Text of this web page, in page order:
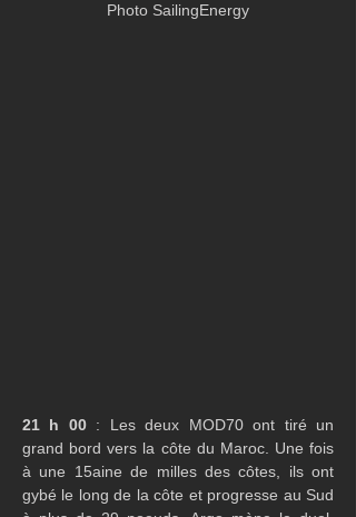
Photo SailingEnergy
21 h 00 : Les deux MOD70 ont tiré un
grand bord vers la côte du Maroc. Une fois
à une 15aine de milles des côtes, ils ont
gybé le long de la côte et progresse au Sud